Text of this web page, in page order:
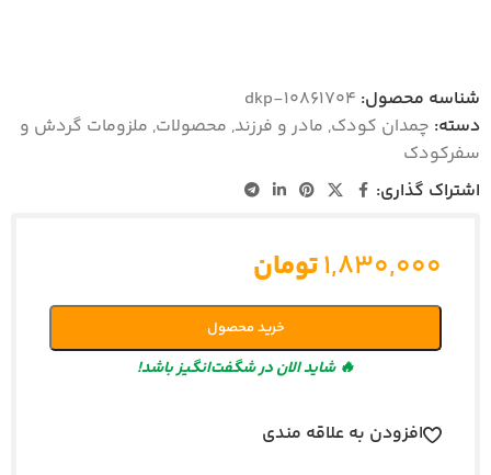
شناسه محصول: dkp-10861704
دسته: چمدان کودک, مادر و فرزند, محصولات, ملزومات گردش و
سفرکودک
اشتراک گذاری:
۱,۸۳۰,۰۰۰تومان
خرید محصول
🔥 شاید الان در شگفت‌انگیز باشد!
افزودن به علاقه مندی